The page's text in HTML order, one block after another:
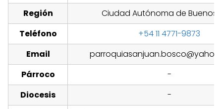
Región
Ciudad Autónoma de Buenos
Teléfono
+54 11 4771-9873
Email
Párroco
-
Diocesis
-